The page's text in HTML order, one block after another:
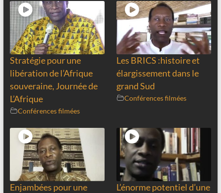
Stratégie pour une
libération de l’Afrique
souveraine, Journée de
L’Afrique
Conférences filmées
Les BRICS :histoire et
élargissement dans le
grand Sud
Conférences filmées
Enjambées pour une
L’énorme potentiel d’une